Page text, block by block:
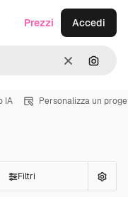
CancellaCerca
Prezzi Accedi
IA Personalizza un
Filtri